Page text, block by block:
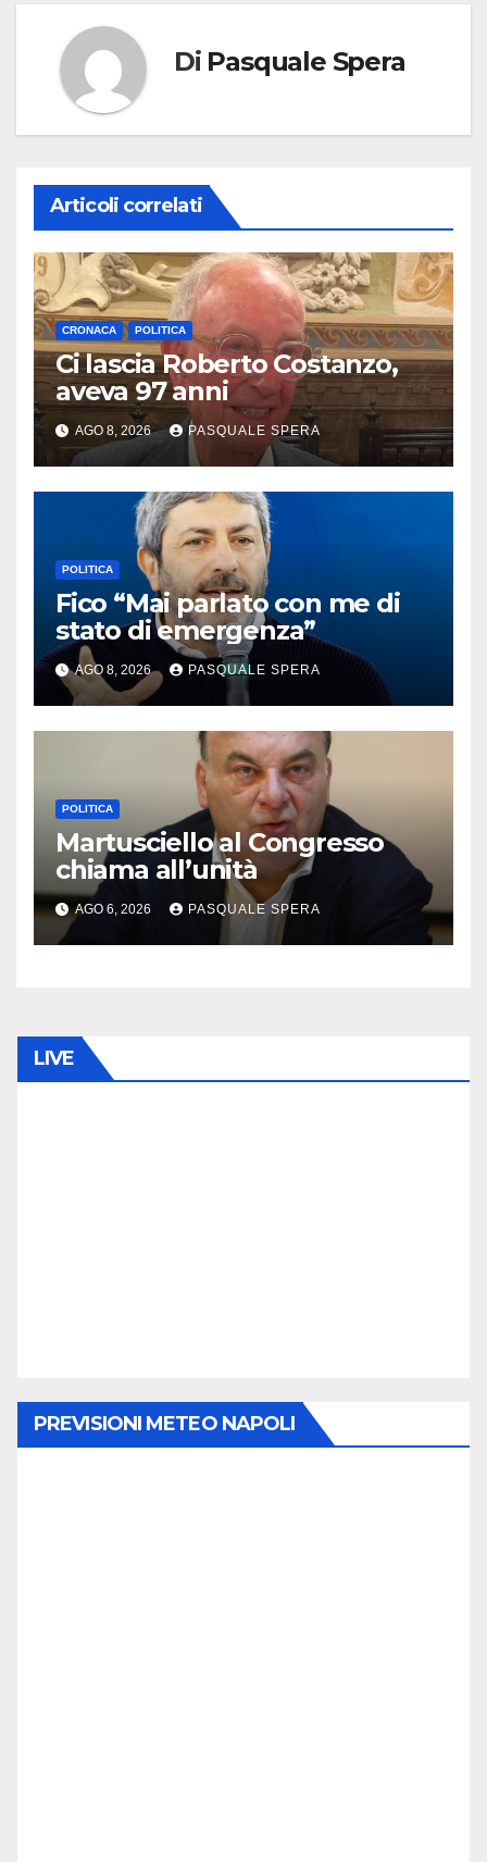
Di Pasquale Spera
Articoli correlati
CRONACA POLITICA
Ci lascia Roberto Costanzo,
aveva 97 anni
AGO 8, 2026 PASQUALE SPERA
POLITICA
Fico “Mai parlato con me di
stato di emergenza”
AGO 8, 2026 PASQUALE SPERA
POLITICA
Martusciello al Congresso
chiama all’unità
AGO 6, 2026 PASQUALE SPERA
LIVE
PREVISIONI METEO NAPOLI